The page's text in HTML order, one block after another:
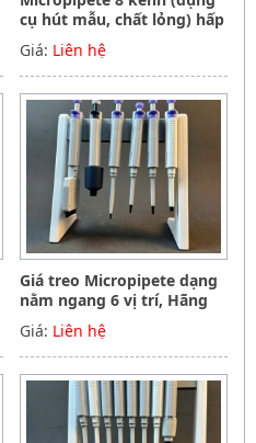
cụ hút mẫu, chất lỏng) hấp
tiệt trùng 5-50ul, Hãng
Phoenix instrument
Germany
Giá: Liên hệ
Giá treo Micropipete dạng
nằm ngang 6 vị trí, Hãng
Phoenix instrument
Germany
Giá: Liên hệ